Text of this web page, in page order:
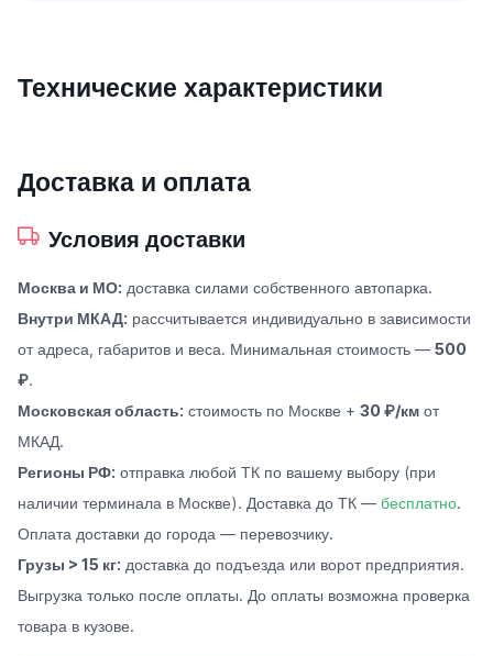
Технические характеристики
Доставка и оплата
Условия доставки
Москва и МО: доставка силами собственного автопарка.
Внутри МКАД: рассчитывается индивидуально в зависимости
от адреса, габаритов и веса. Минимальная стоимость — 500
₽.
Московская область: стоимость по Москве + 30 ₽/км от
МКАД.
Регионы РФ: отправка любой ТК по вашему выбору (при
наличии терминала в Москве). Доставка до ТК — бесплатно.
Оплата доставки до города — перевозчику.
Грузы > 15 кг: доставка до подъезда или ворот предприятия.
Выгрузка только после оплаты. До оплаты возможна проверка
товара в кузове.